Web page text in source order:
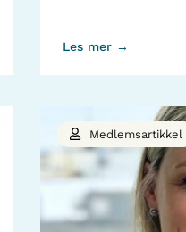
Les mer →
Medlemsartikkel